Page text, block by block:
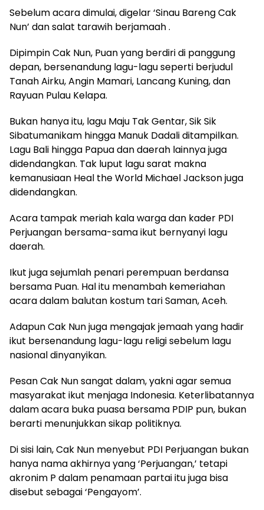
Sebelum acara dimulai, digelar ‘Sinau Bareng Cak
Nun’ dan salat tarawih berjamaah .
Dipimpin Cak Nun, Puan yang berdiri di panggung
depan, bersenandung lagu-lagu seperti berjudul
Tanah Airku, Angin Mamari, Lancang Kuning, dan
Rayuan Pulau Kelapa.
Bukan hanya itu, lagu Maju Tak Gentar, Sik Sik
Sibatumanikam hingga Manuk Dadali ditampilkan.
Lagu Bali hingga Papua dan daerah lainnya juga
didendangkan. Tak luput lagu sarat makna
kemanusiaan Heal the World Michael Jackson juga
didendangkan.
Acara tampak meriah kala warga dan kader PDI
Perjuangan bersama-sama ikut bernyanyi lagu
daerah.
Ikut juga sejumlah penari perempuan berdansa
bersama Puan. Hal itu menambah kemeriahan
acara dalam balutan kostum tari Saman, Aceh.
Adapun Cak Nun juga mengajak jemaah yang hadir
ikut bersenandung lagu-lagu religi sebelum lagu
nasional dinyanyikan.
Pesan Cak Nun sangat dalam, yakni agar semua
masyarakat ikut menjaga Indonesia. Keterlibatannya
dalam acara buka puasa bersama PDIP pun, bukan
berarti menunjukkan sikap politiknya.
Di sisi lain, Cak Nun menyebut PDI Perjuangan bukan
hanya nama akhirnya yang ‘Perjuangan,’ tetapi
akronim P dalam penamaan partai itu juga bisa
disebut sebagai ‘Pengayom’.